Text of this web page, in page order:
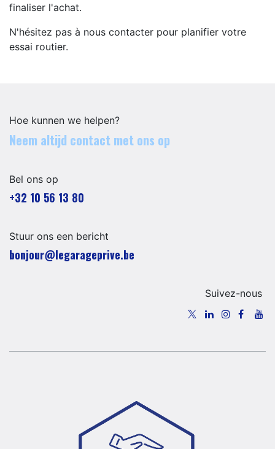
finaliser l'achat.
N'hésitez pas à nous contacter pour planifier votre
essai routier.
Hoe kunnen we helpen?
Neem altijd contact met ons op
Bel ons op
+32 10 56 13 80
Stuur ons een bericht
​​​​​​​​​​​bo​n​jour​@​lega​ra​geprive.​b​e​​​
Suivez-nous